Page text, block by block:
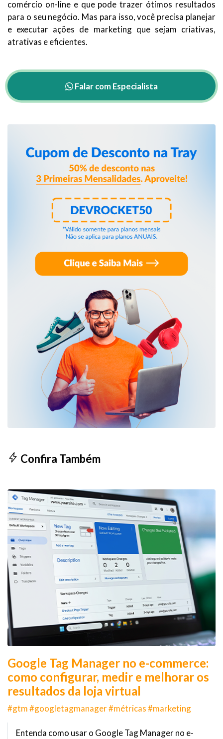
comércio on-line e que pode trazer ótimos resultados
para o seu negócio. Mas para isso, você precisa planejar
e executar ações de marketing que sejam criativas,
atrativas e eficientes.
Falar com Especialista
Confira Também
Google Tag Manager no e-commerce:
como configurar, medir e melhorar os
resultados da loja virtual
#gtm #googletagmanager #métricas #marketing
Entenda como usar o Google Tag Manager no e-